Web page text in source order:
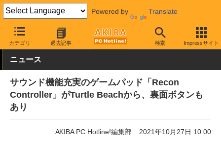
Powered by Translate
カテゴリ 過去記事 検索 Impressサイト
AKIBA PC Hotline! PC周辺機器 ゲーミングデバイス ゲームパ
ニュース
サウンド機能充実のゲームパッド「Recon
Controller」がTurtle Beachから、裏面ボタンも
あり
AKIBA PC Hotline!編集部 2021年10月27日 10:00